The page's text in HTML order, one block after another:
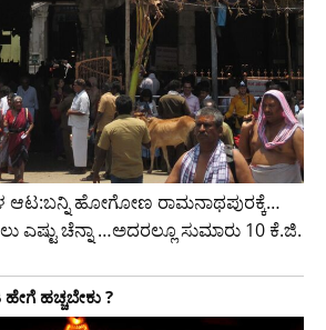
ಆಟ:ಬನ್ನಿ ಹೋಗೋಣ ರಾಮನಾಥಪುರಕ್ಕೆ…
ಚೆನ್ನಾ …ಅದರಲ್ಲೂ ಸುಮಾರು 10 ಕೆ.ಜಿ.
ಹಚ್ಚಬೇಕು ?